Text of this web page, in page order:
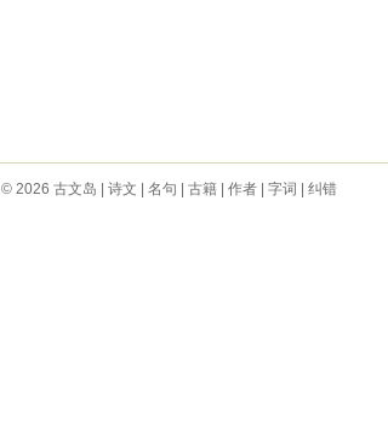
© 2026 古文岛 诗文 名句 古籍| 作者| 字词 纠错